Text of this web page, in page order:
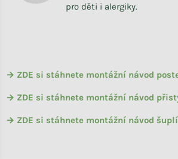
pro děti i alergiky.
→ ZDE si stáhnete montážní návod
→ ZDE si stáhnete montážní návod
→ ZDE si stáhnete montážní návod